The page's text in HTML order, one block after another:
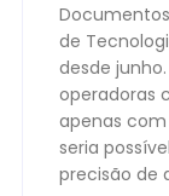
de
desde
operadoras
apenas
seria
precisão de